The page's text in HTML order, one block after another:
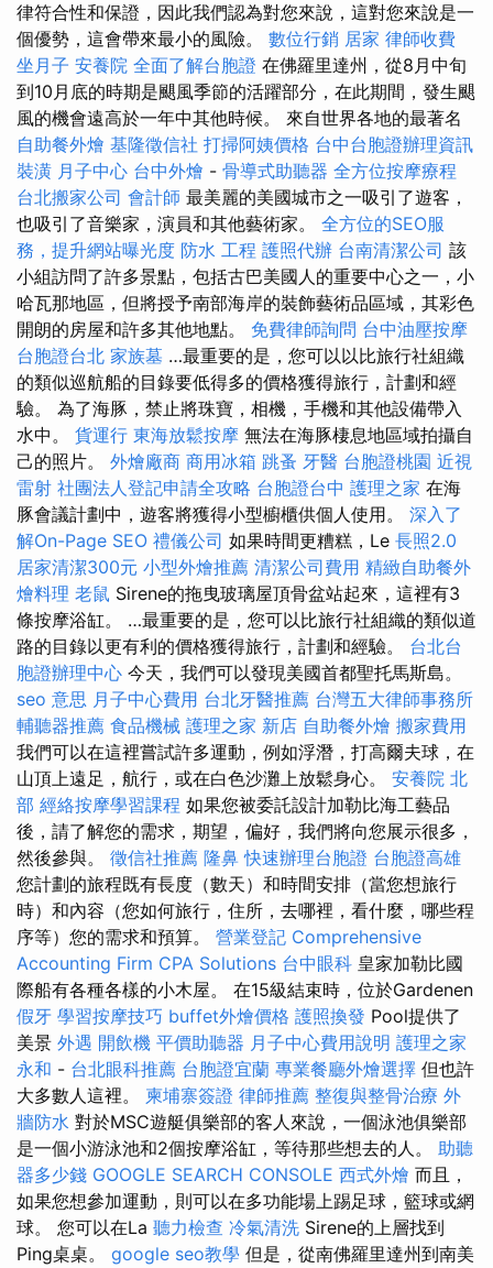
律符合性和保證，因此我們認為對您來說，這對您來說是一
個優勢，這會帶來最小的風險。 數位行銷 居家 律師收費
坐月子 安養院 全面了解台胞證 在佛羅里達州，從8月中旬
到10月底的時期是颶風季節的活躍部分，在此期間，發生颶
風的機會遠高於一年中其他時候。 來自世界各地的最著名
自助餐外燴 基隆徵信社 打掃阿姨價格 台中台胞證辦理資訊
裝潢 月子中心 台中外燴 - 骨導式助聽器 全方位按摩療程
台北搬家公司 會計師 最美麗的美國城市之一吸引了遊客，
也吸引了音樂家，演員和其他藝術家。 全方位的SEO服
務，提升網站曝光度 防水 工程 護照代辦 台南清潔公司 該
小組訪問了許多景點，包括古巴美國人的重要中心之一，小
哈瓦那地區，但將授予南部海岸的裝飾藝術品區域，其彩色
開朗的房屋和許多其他地點。 免費律師詢問 台中油壓按摩
台胞證台北 家族墓 …最重要的是，您可以以比旅行社組織
的類似巡航船的目錄要低得多的價格獲得旅行，計劃和經
驗。 為了海豚，禁止將珠寶，相機，手機和其他設備帶入
水中。 貨運行 東海放鬆按摩 無法在海豚棲息地區域拍攝自
己的照片。 外燴廠商 商用冰箱 跳蚤 牙醫 台胞證桃園 近視
雷射 社團法人登記申請全攻略 台胞證台中 護理之家 在海
豚會議計劃中，遊客將獲得小型櫥櫃供個人使用。 深入了
解On-Page SEO 禮儀公司 如果時間更糟糕，Le 長照2.0
居家清潔300元 小型外燴推薦 清潔公司費用 精緻自助餐外
燴料理 老鼠 Sirene的拖曳玻璃屋頂骨盆站起來，這裡有3
條按摩浴缸。 …最重要的是，您可以比旅行社組織的類似道
路的目錄以更有利的價格獲得旅行，計劃和經驗。 台北台
胞證辦理中心 今天，我們可以發現美國首都聖托馬斯島。
seo 意思 月子中心費用 台北牙醫推薦 台灣五大律師事務所
輔聽器推薦 食品機械 護理之家 新店 自助餐外燴 搬家費用
我們可以在這裡嘗試許多運動，例如浮潛，打高爾夫球，在
山頂上遠足，航行，或在白色沙灘上放鬆身心。 安養院 北
部 經絡按摩學習課程 如果您被委託設計加勒比海工藝品
後，請了解您的需求，期望，偏好，我們將向您展示很多，
然後參與。 徵信社推薦 隆鼻 快速辦理台胞證 台胞證高雄
您計劃的旅程既有長度（數天）和時間安排（當您想旅行
時）和內容（您如何旅行，住所，去哪裡，看什麼，哪些程
序等）您的需求和預算。 營業登記 Comprehensive
Accounting Firm CPA Solutions 台中眼科 皇家加勒比國
際船有各種各樣的小木屋。 在15級結束時，位於Gardenen
假牙 學習按摩技巧 buffet外燴價格 護照換發 Pool提供了
美景 外遇 開飲機 平價助聽器 月子中心費用說明 護理之家
永和 - 台北眼科推薦 台胞證宜蘭 專業餐廳外燴選擇 但也許
大多數人這裡。 柬埔寨簽證 律師推薦 整復與整骨治療 外
牆防水 對於MSC遊艇俱樂部的客人來說，一個泳池俱樂部
是一個小游泳池和2個按摩浴缸，等待那些想去的人。 助聽
器多少錢 GOOGLE SEARCH CONSOLE 西式外燴 而且，
如果您想參加運動，則可以在多功能場上踢足球，籃球或網
球。 您可以在La 聽力檢查 冷氣清洗 Sirene的上層找到
Ping桌桌。 google seo教學 但是，從南佛羅里達州到南美